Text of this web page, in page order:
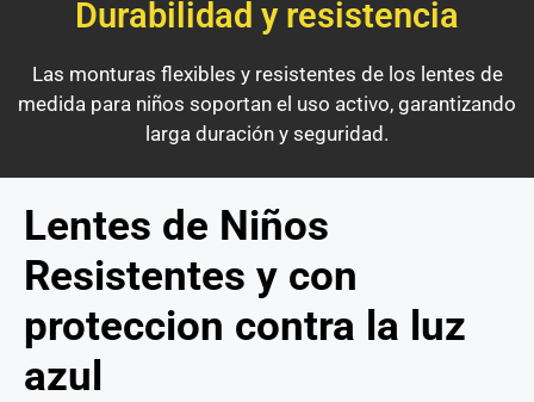
Durabilidad y resistencia
Las monturas flexibles y resistentes de los lentes de
medida para niños soportan el uso activo, garantizando
larga duración y seguridad.
Lentes de Niños
Resistentes y con
proteccion contra la luz
azul